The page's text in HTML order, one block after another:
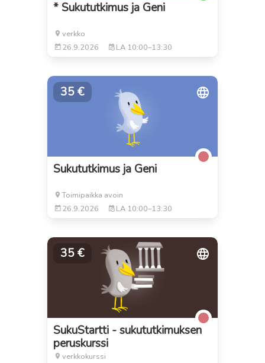
* Sukututkimus ja Geni
verkko
26.9.2026
LA 10:00–13:30
35 €
Sukututkimus ja Geni
Toimipaikka avoin
26.9.2026
LA 10:00–13:30
35 €
SukuStartti - sukututkimuksen
peruskurssi
verkkokurssi